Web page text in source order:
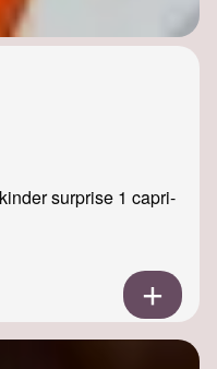
surprise 1 capri-